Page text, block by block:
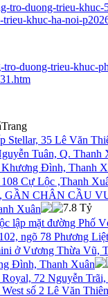
tro-duong-trieu-
khuc-ha-noi-
duong-trieu-khuc-
Stellar, 35 Lê Văn
Tuân, Q. Thanh
Khương Đình, Thanh
108 Cự Lộc ,Thanh
GẦN CHÂN CẦU
Xuân
7.8 Tỷ
lập mặt đường Phố
ngõ 78 Phương
ở Vương Thừa Vũ,
Đình, Thanh Xuân
72 Nguyễn
số 2 Lê Văn
Trang